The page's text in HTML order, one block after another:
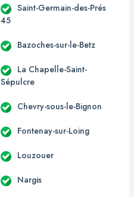
Saint-Germain-des-Prés
45
Bazoches-sur-le-Betz
La Chapelle-Saint-
Sépulcre
Chevry-sous-le-Bignon
Fontenay-sur-Loing
Louzouer
Nargis